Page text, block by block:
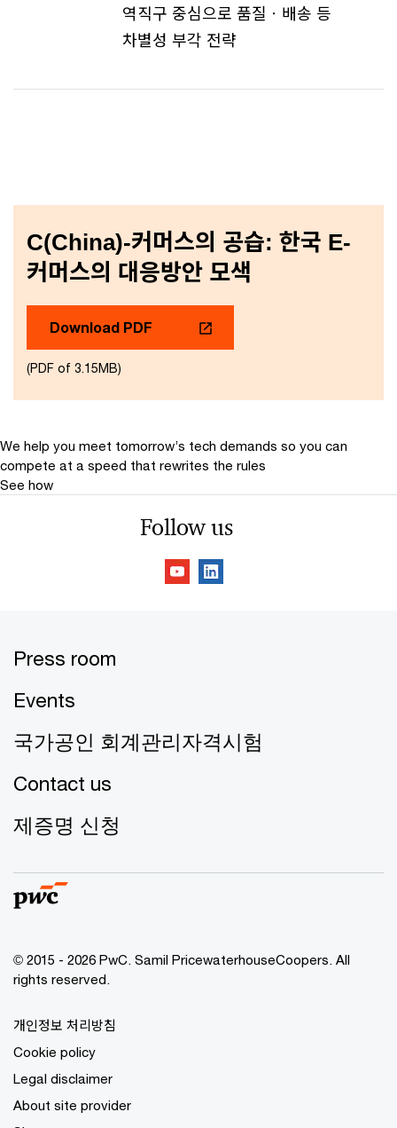
역직구 중심으로 품질ㆍ배송 등
차별성 부각 전략
C(China)-커머스의 공습: 한국 E-
커머스의 대응방안 모색
Download PDF
(PDF of 3.15MB)
We help you meet tomorrow’s tech demands so you can
compete at a speed that rewrites the rules
See how
Follow us
Press room
Events
국가공인 회계관리자격시험
Contact us
제증명 신청
© 2015 - 2026 PwC. Samil PricewaterhouseCoopers. All
rights reserved.
개인정보 처리방침
Cookie policy
Legal disclaimer
About site provider